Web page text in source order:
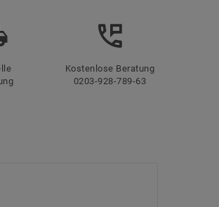
Kostenlose Beratung
0203-928-789-63